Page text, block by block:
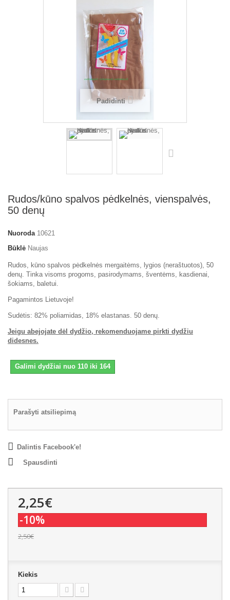
Padidinti
Rudos/kūno spalvos pėdkelnės, vienspalvės,
50 denų
Nuoroda 10621
Būklė Naujas
Rudos, kūno spalvos pėdkelnės mergaitėms, lygios (neraštuotos), 50
denų. Tinka visoms progoms, pasirodymams, šventėms, kasdienai,
šokiams, baletui.
Pagamintos Lietuvoje!
Sudėtis: 82% poliamidas, 18% elastanas. 50 denų.
Jeigu abejojate dėl dydžio, rekomenduojame pirkti dydžiu
didesnes.
Galimi dydžiai nuo 110 iki 164
Parašyti atsiliepimą
Dalintis Facebook'e!
Spausdinti
2,25€
-10%
2,50€
Kiekis